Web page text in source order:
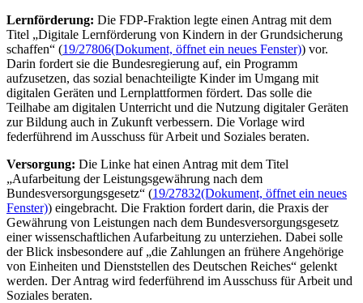
Lernförderung: Die FDP-Fraktion legte einen Antrag mit dem
Titel „Digitale Lernförderung von Kindern in der Grundsicherung
schaffen“ (19/27806(Dokument, öffnet ein neues Fenster)) vor.
Darin fordert sie die Bundesregierung auf, ein Programm
aufzusetzen, das sozial benachteiligte Kinder im Umgang mit
digitalen Geräten und Lernplattformen fördert. Das solle die
Teilhabe am digitalen Unterricht und die Nutzung digitaler Geräten
zur Bildung auch in Zukunft verbessern. Die Vorlage wird
federführend im Ausschuss für Arbeit und Soziales beraten.
Versorgung: Die Linke hat einen Antrag mit dem Titel
„Aufarbeitung der Leistungsgewährung nach dem
Bundesversorgungsgesetz“ (19/27832(Dokument, öffnet ein neues
Fenster)) eingebracht. Die Fraktion fordert darin, die Praxis der
Gewährung von Leistungen nach dem Bundesversorgungsgesetz
einer wissenschaftlichen Aufarbeitung zu unterziehen. Dabei solle
der Blick insbesondere auf „die Zahlungen an frühere Angehörige
von Einheiten und Dienststellen des Deutschen Reiches“ gelenkt
werden. Der Antrag wird federführend im Ausschuss für Arbeit und
Soziales beraten.